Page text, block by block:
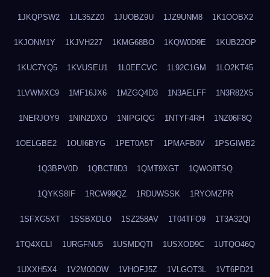
1JKQPSW2 1JL35ZZ0 1JUOBZ9U 1JZ9UNM8 1K1OOBX2
1KJONM1Y 1KJVH227 1KMG68BO 1KQW0D9E 1KUB22OP
1KUC7YQ5 1KVUSEU1 1L0EECVC 1L92C1GM 1LO2KT45
1LVWMXC9 1MF16JX6 1MZGQ4D3 1N3AELFF 1N3R82X5
1NERJOY9 1NIN2DXO 1NIPGIQG 1NTYF4RH 1NZ06F8Q
1OELGBE2 1OUI6BYG 1PET0A5T 1PMAFB0V 1PSGIWB2
1Q3BPV0D 1QBCT8D3 1QMT9XGT 1QWO8TSQ
1QYKS8IF 1RCW99QZ 1RDUWSSK 1RYOMZPR
1SFXG5XT 1SSBXDLO 1SZ258AV 1T04TFO9 1T3A32QI
1TQ4XCLI 1URGFNU5 1USMDQTI 1USXOD9C 1UTQO46Q
1UXXH5X4 1V2M00OW 1VHOFJ5Z 1VLGOT3L 1VT6PD21